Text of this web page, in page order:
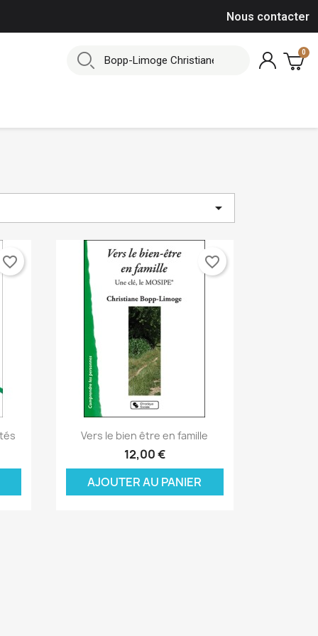
Nous contacter

favorite_border
 Aperçu rapide
Vers le bien être en famille
12,00 €
AJOUTER AU PANIER
favorite_border